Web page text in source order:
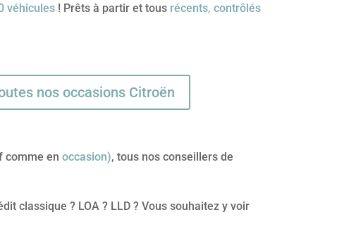
véhicules ! Prêts à partir et tous récents, contrôlés
nos occasions Citroën
comme enoccasion), tous nos conseillers de
classique ? LOA ? LLD ? Vous souhaitez y voir